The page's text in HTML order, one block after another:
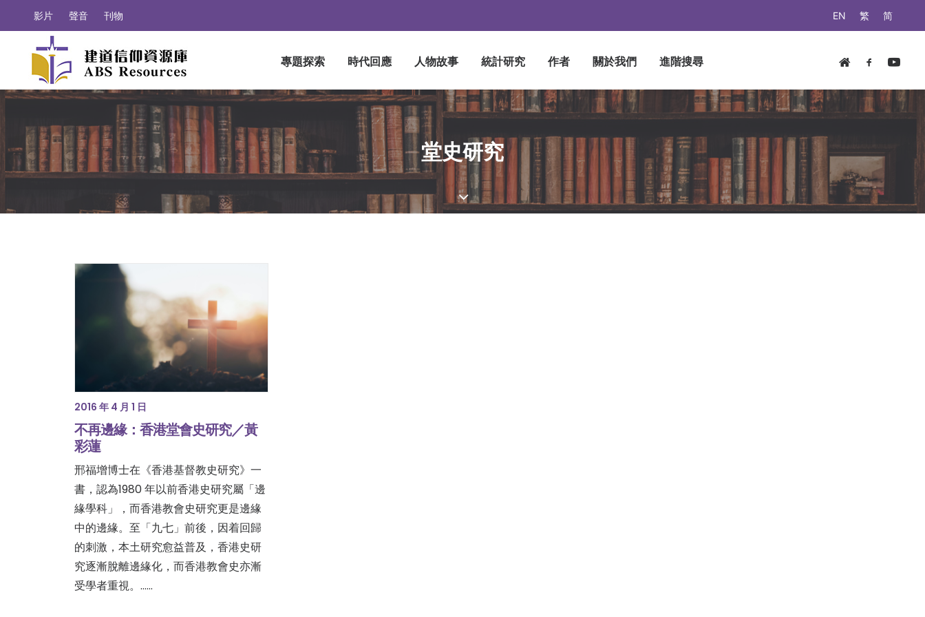
EN 繁 简
影片 聲音 刊物
專題探索 時代回應 人物故事 統計研究 作者 關於我們 進階搜尋
堂史研究
2016 年 4 月 1 日
不再邊緣：香港堂會史研究／黃
彩蓮
邢福增博士在《香港基督教史研究》一
書，認為1980 年以前香港史研究屬「邊
緣學科」，而香港教會史研究更是邊緣
中的邊緣。至「九七」前後，因着回歸
的刺激，本土研究愈益普及，香港史研
究逐漸脫離邊緣化，而香港教會史亦漸
受學者重視。……